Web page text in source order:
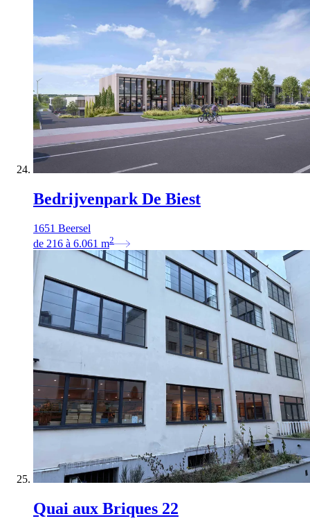
Bedrijvenpark De Biest
1651 Beersel
de 216 à 6.061 m2
Quai aux Briques 22